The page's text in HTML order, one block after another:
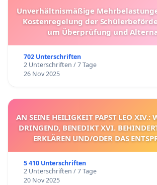
Unverhältnismäßige
Kostenregelung der
um Überprüfung und
702 Unterschriften
2 Unterschriften / 7 Tage
26 Nov 2025
AN SEINE HEILIGKEIT PAPST LEO XIV.:
DRINGEND, BENEDIKT XVI.
ERKLÄREN UND/ODER DAS
5 410 Unterschriften
2 Unterschriften / 7 Tage
20 Nov 2025